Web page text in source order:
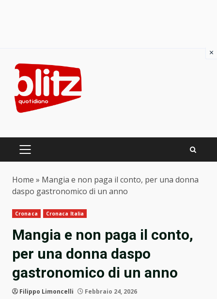
content
PRIMARY
Home » Mangia e non paga il conto, per una donna
daspo gastronomico di un anno
Cronaca Cronaca Italia
Mangia e non paga il conto,
per una donna daspo
gastronomico di un anno
Filippo Limoncelli Febbraio 24, 2026
×